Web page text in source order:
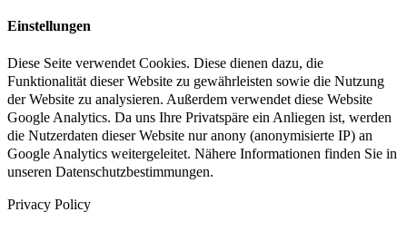
Einstellungen
Diese Seite verwendet Cookies. Diese dienen dazu, die
Funktionalität dieser Website zu gewährleisten sowie die Nutzung
der Website zu analysieren. Außerdem verwendet diese Website
Google Analytics. Da uns Ihre Privatspäre ein Anliegen ist, werden
die Nutzerdaten dieser Website nur anony (anonymisierte IP) an
Google Analytics weitergeleitet. Nähere Informationen finden Sie in
unseren Datenschutzbestimmungen.
Privacy Policy